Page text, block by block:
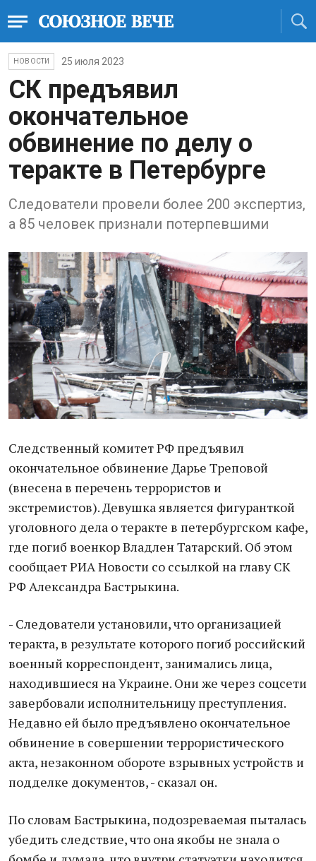
НОВОСТИ 25 июля 2023
СК предъявил
окончательное
обвинение по делу о
теракте в Петербурге
Следователи провели более 200 экспертиз,
а 85 человек признали потерпевшими
Следственный комитет РФ предъявил
окончательное обвинение Дарье Треповой
(внесена в перечень террористов и
экстремистов). Девушка является фигуранткой
уголовного дела о теракте в петербургском кафе,
где погиб военкор Владлен Татарский. Об этом
сообщает РИА Новости со ссылкой на главу СК
РФ Александра Бастрыкина.
- Следователи установили, что организацией
теракта, в результате которого погиб российский
военный корреспондент, занимались лица,
находившиеся на Украине. Они же через соцсети
завербовали исполнительницу преступления.
Недавно ей было предъявлено окончательное
обвинение в совершении террористического
акта, незаконном обороте взрывных устройств и
подделке документов, - сказал он.
По словам Бастрыкина, подозреваемая пыталась
убедить следствие, что она якобы не знала о